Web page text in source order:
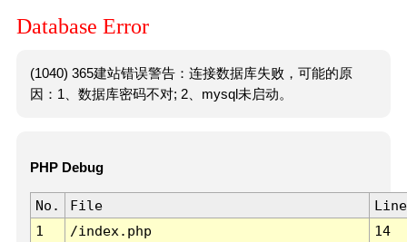
Database Error
(1040) 365建站错误警告：连接数据库失败，可能的原
因：1、数据库密码不对; 2、mysql未启动。
PHP Debug
No. File
Line
1
/index.php 14